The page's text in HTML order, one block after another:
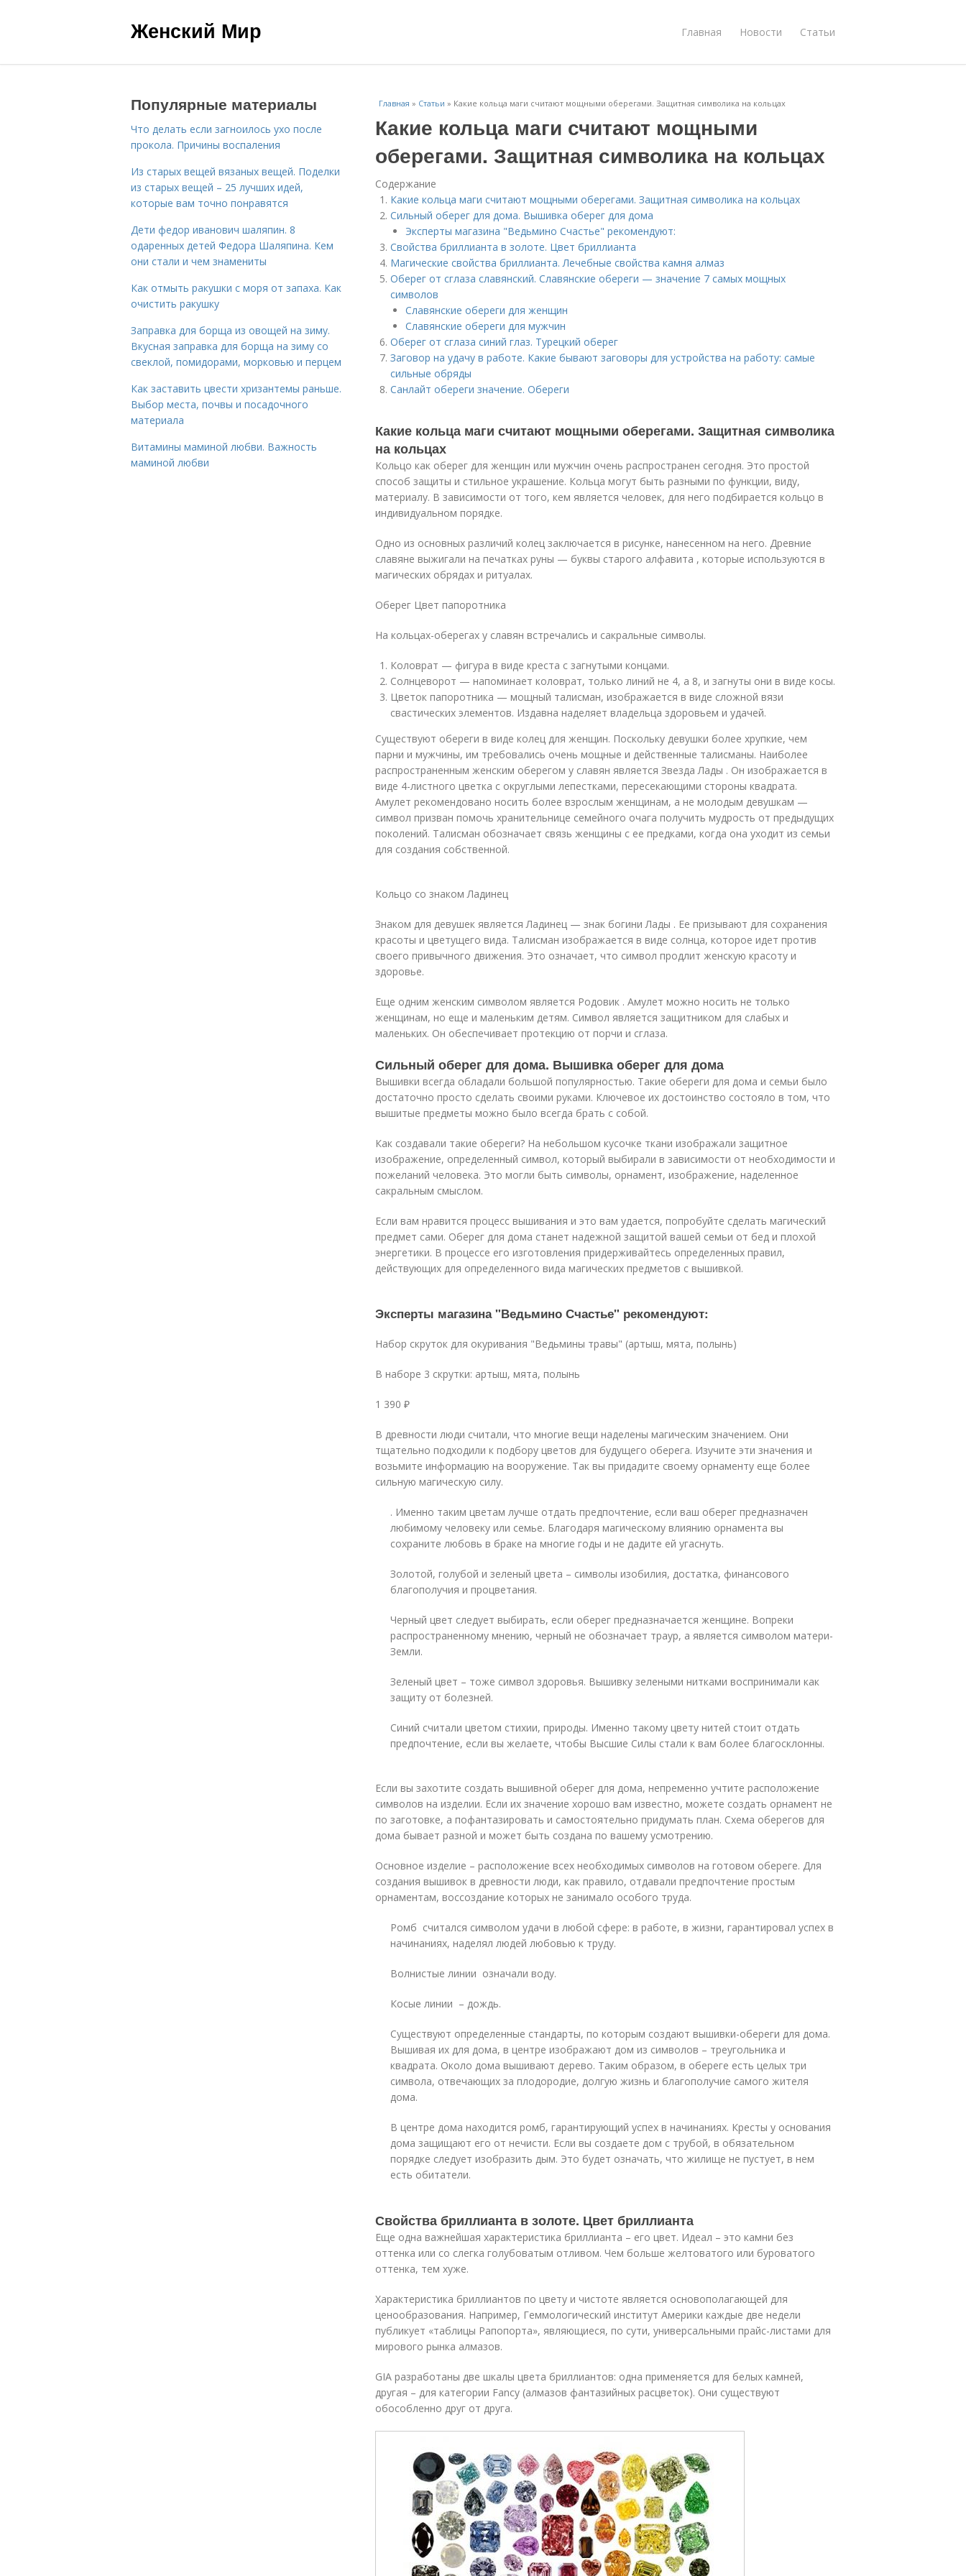
Женский Мир Главная Новости Статьи
Главная » Статьи » Какие кольца маги считают мощными оберегами. Защитная символика на кольцах
Какие кольца маги считают мощными
оберегами. Защитная символика на кольцах
Содержание
Какие кольца маги считают мощными оберегами. Защитная символика на кольцах
Сильный оберег для дома. Вышивка оберег для дома
Эксперты магазина "Ведьмино Счастье" рекомендуют:
Свойства бриллианта в золоте. Цвет бриллианта
Магические свойства бриллианта. Лечебные свойства камня алмаз
Оберег от сглаза славянский. Славянские обереги — значение 7 самых мощных
символов
Славянские обереги для женщин
Славянские обереги для мужчин
Оберег от сглаза синий глаз. Турецкий оберег
Заговор на удачу в работе. Какие бывают заговоры для устройства на работу: самые
сильные обряды
Санлайт обереги значение. Обереги
Какие кольца маги считают мощными оберегами. Защитная символика
на кольцах
Кольцо как оберег для женщин или мужчин очень распространен сегодня. Это простой
способ защиты и стильное украшение. Кольца могут быть разными по функции, виду,
материалу. В зависимости от того, кем является человек, для него подбирается кольцо в
индивидуальном порядке.
Одно из основных различий колец заключается в рисунке, нанесенном на него. Древние
славяне выжигали на печатках руны — буквы старого алфавита , которые используются в
магических обрядах и ритуалах.
Оберег Цвет папоротника
На кольцах-оберегах у славян встречались и сакральные символы.
Коловрат — фигура в виде креста с загнутыми концами.
Солнцеворот — напоминает коловрат, только линий не 4, а 8, и загнуты они в виде косы.
Цветок папоротника — мощный талисман, изображается в виде сложной вязи
свастических элементов. Издавна наделяет владельца здоровьем и удачей.
Существуют обереги в виде колец для женщин. Поскольку девушки более хрупкие, чем
парни и мужчины, им требовались очень мощные и действенные талисманы. Наиболее
распространенным женским оберегом у славян является Звезда Лады . Он изображается в
виде 4-листного цветка с округлыми лепестками, пересекающими стороны квадрата.
Амулет рекомендовано носить более взрослым женщинам, а не молодым девушкам —
символ призван помочь хранительнице семейного очага получить мудрость от предыдущих
поколений. Талисман обозначает связь женщины с ее предками, когда она уходит из семьи
для создания собственной.
Кольцо со знаком Ладинец
Знаком для девушек является Ладинец — знак богини Лады . Ее призывают для сохранения
красоты и цветущего вида. Талисман изображается в виде солнца, которое идет против
своего привычного движения. Это означает, что символ продлит женскую красоту и
здоровье.
Еще одним женским символом является Родовик . Амулет можно носить не только
женщинам, но еще и маленьким детям. Символ является защитником для слабых и
маленьких. Он обеспечивает протекцию от порчи и сглаза.
Сильный оберег для дома. Вышивка оберег для дома
Вышивки всегда обладали большой популярностью. Такие обереги для дома и семьи было
достаточно просто сделать своими руками. Ключевое их достоинство состояло в том, что
вышитые предметы можно было всегда брать с собой.
Как создавали такие обереги? На небольшом кусочке ткани изображали защитное
изображение, определенный символ, который выбирали в зависимости от необходимости и
пожеланий человека. Это могли быть символы, орнамент, изображение, наделенное
сакральным смыслом.
Если вам нравится процесс вышивания и это вам удается, попробуйте сделать магический
предмет сами. Оберег для дома станет надежной защитой вашей семьи от бед и плохой
энергетики. В процессе его изготовления придерживайтесь определенных правил,
действующих для определенного вида магических предметов с вышивкой.
Эксперты магазина "Ведьмино Счастье" рекомендуют:
Набор скруток для окуривания "Ведьмины травы" (артыш, мята, полынь)
В наборе 3 скрутки: артыш, мята, полынь
1 390 ₽
В древности люди считали, что многие вещи наделены магическим значением. Они
тщательно подходили к подбору цветов для будущего оберега. Изучите эти значения и
возьмите информацию на вооружение. Так вы придадите своему орнаменту еще более
сильную магическую силу.
. Именно таким цветам лучше отдать предпочтение, если ваш оберег предназначен
любимому человеку или семье. Благодаря магическому влиянию орнамента вы
сохраните любовь в браке на многие годы и не дадите ей угаснуть.
Золотой, голубой и зеленый цвета – символы изобилия, достатка, финансового
благополучия и процветания.
Черный цвет следует выбирать, если оберег предназначается женщине. Вопреки
распространенному мнению, черный не обозначает траур, а является символом матери-
Земли.
Зеленый цвет – тоже символ здоровья. Вышивку зелеными нитками воспринимали как
защиту от болезней.
Синий считали цветом стихии, природы. Именно такому цвету нитей стоит отдать
предпочтение, если вы желаете, чтобы Высшие Силы стали к вам более благосклонны.
Если вы захотите создать вышивной оберег для дома, непременно учтите расположение
символов на изделии. Если их значение хорошо вам известно, можете создать орнамент не
по заготовке, а пофантазировать и самостоятельно придумать план. Схема оберегов для
дома бывает разной и может быть создана по вашему усмотрению.
Основное изделие – расположение всех необходимых символов на готовом обереге. Для
создания вышивок в древности люди, как правило, отдавали предпочтение простым
орнаментам, воссоздание которых не занимало особого труда.
Ромб считался символом удачи в любой сфере: в работе, в жизни, гарантировал успех в
начинаниях, наделял людей любовью к труду.
Волнистые линии означали воду.
Косые линии – дождь.
Существуют определенные стандарты, по которым создают вышивки-обереги для дома.
Вышивая их для дома, в центре изображают дом из символов – треугольника и
квадрата. Около дома вышивают дерево. Таким образом, в обереге есть целых три
символа, отвечающих за плодородие, долгую жизнь и благополучие самого жителя
дома.
В центре дома находится ромб, гарантирующий успех в начинаниях. Кресты у основания
дома защищают его от нечисти. Если вы создаете дом с трубой, в обязательном
порядке следует изобразить дым. Это будет означать, что жилище не пустует, в нем
есть обитатели.
Свойства бриллианта в золоте. Цвет бриллианта
Еще одна важнейшая характеристика бриллианта – его цвет. Идеал – это камни без
оттенка или со слегка голубоватым отливом. Чем больше желтоватого или буроватого
оттенка, тем хуже.
Характеристика бриллиантов по цвету и чистоте является основополагающей для
ценообразования. Например, Геммологический институт Америки каждые две недели
публикует «таблицы Рапопорта», являющиеся, по сути, универсальными прайс-листами для
мирового рынка алмазов.
GIA разработаны две шкалы цвета бриллиантов: одна применяется для белых камней,
другая – для категории Fancy (алмазов фантазийных расцветок). Они существуют
обособленно друг от друга.
Популярные материалы
Что делать если загноилось ухо после
прокола. Причины воспаления
Из старых вещей вязаных вещей. Поделки
из старых вещей – 25 лучших идей,
которые вам точно понравятся
Дети федор иванович шаляпин. 8
одаренных детей Федора Шаляпина. Кем
они стали и чем знамениты
Как отмыть ракушки с моря от запаха. Как
очистить ракушку
Заправка для борща из овощей на зиму.
Вкусная заправка для борща на зиму со
свеклой, помидорами, морковью и перцем
Как заставить цвести хризантемы раньше.
Выбор места, почвы и посадочного
материала
Витамины маминой любви. Важность
маминой любви